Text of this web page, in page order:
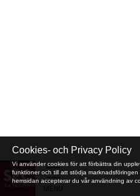
Cookies- och Privacy Policy
Vi använder cookies för att förbättra din
funktioner och till att stödja
hemsidan accepterar du vår användning av